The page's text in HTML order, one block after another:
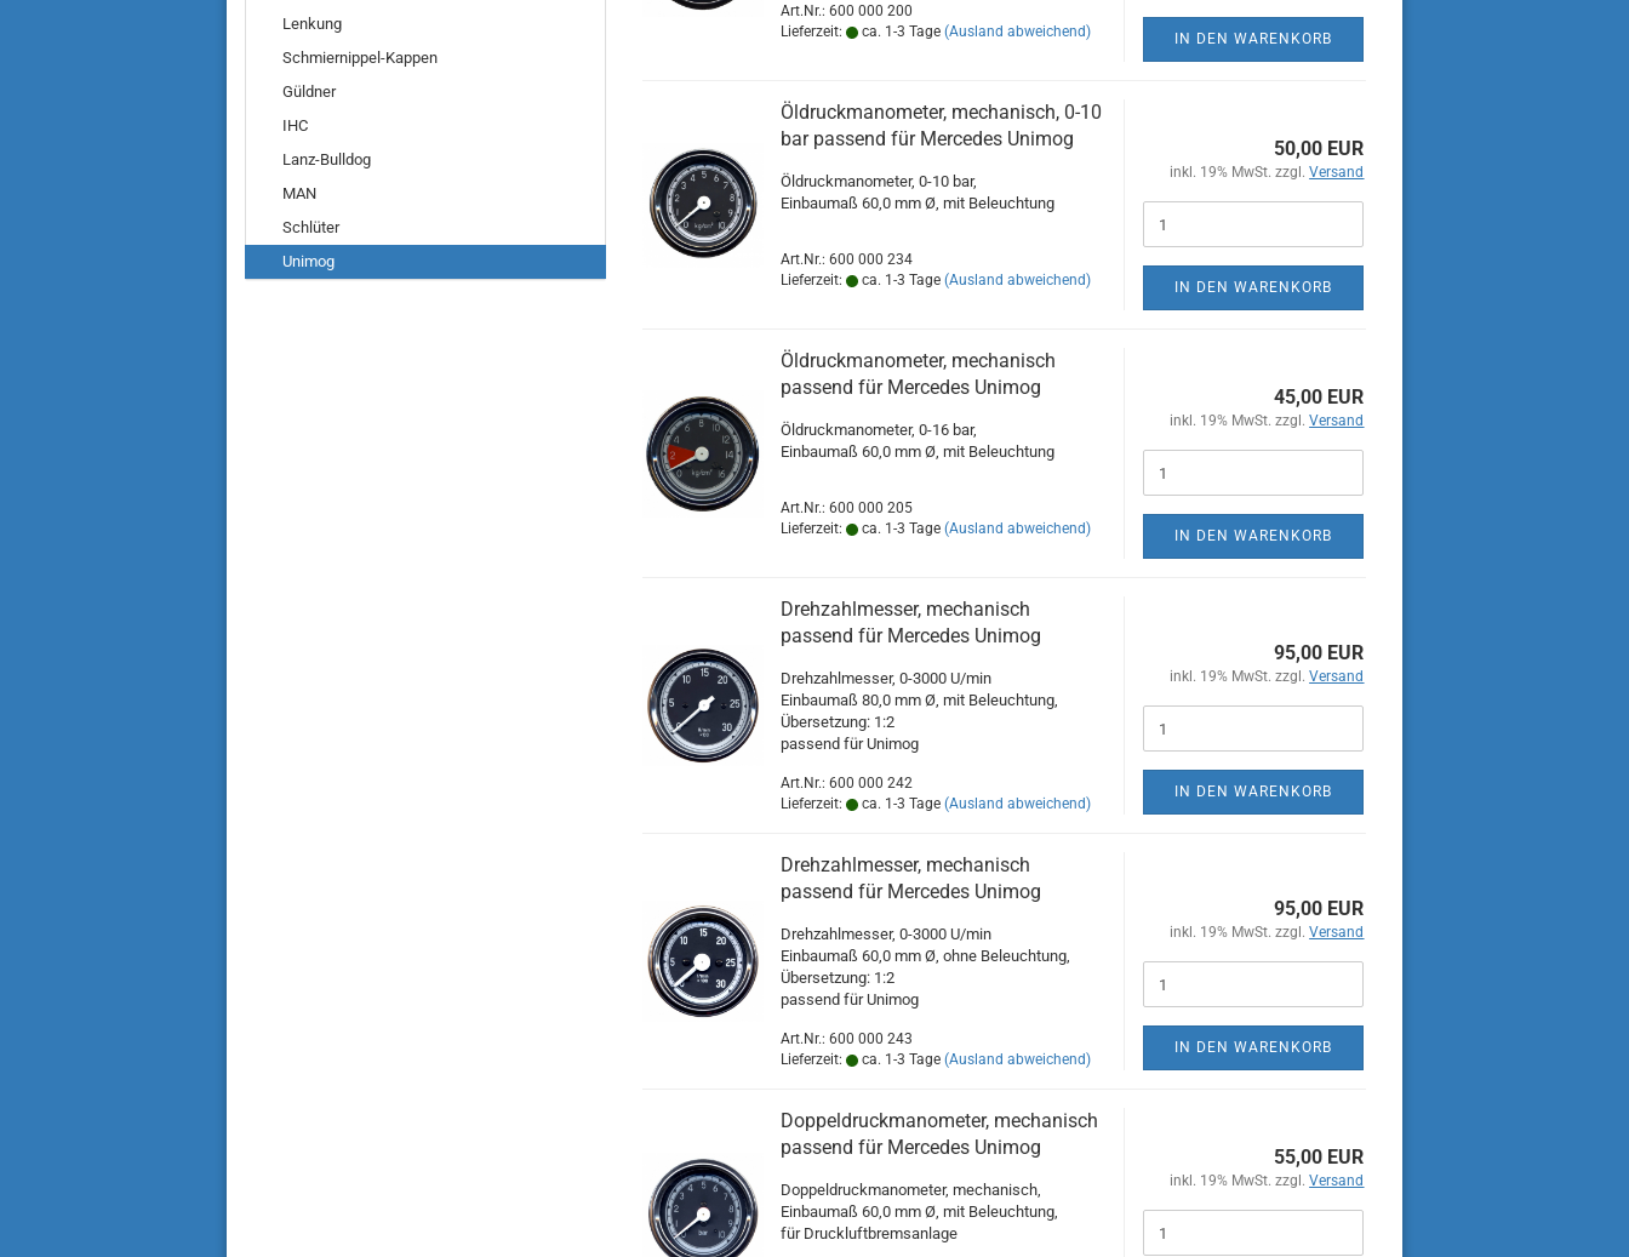
Art.Nr.: 600 000 200
Lieferzeit:
ca. 1-3 Tage (Ausland abweichend) IN DEN WARENKORB
Öldruckmanometer, mechanisch, 0-10
bar passend für Mercedes Unimog
Öldruckmanometer, 0-10 bar,
Einbaumaß 60,0 mm Ø, mit Beleuchtung
Art.Nr.: 600 000 234
Lieferzeit:
ca. 1-3 Tage (Ausland abweichend)
50,00 EUR
inkl. 19% MwSt. zzgl.Versand
IN DEN WARENKORB
Öldruckmanometer, mechanisch
passend für Mercedes Unimog
Öldruckmanometer, 0-16 bar,
Einbaumaß 60,0 mm Ø, mit Beleuchtung
Art.Nr.: 600 000 205
Lieferzeit:
ca. 1-3 Tage (Ausland abweichend)
45,00 EUR
inkl. 19% MwSt. zzgl.Versand
IN DEN WARENKORB
Drehzahlmesser, mechanisch
passend für Mercedes Unimog
Drehzahlmesser, 0-3000 U/min
Einbaumaß 80,0 mm Ø, mit Beleuchtung,
Übersetzung: 1:2
passend für Unimog
Art.Nr.: 600 000 242
Lieferzeit:
ca. 1-3 Tage (Ausland abweichend)
95,00 EUR
inkl. 19% MwSt. zzgl.Versand
IN DEN WARENKORB
Drehzahlmesser, mechanisch
passend für Mercedes Unimog
Drehzahlmesser, 0-3000 U/min
Einbaumaß 60,0 mm Ø, ohne Beleuchtung,
Übersetzung: 1:2
passend für Unimog
Art.Nr.: 600 000 243
Lieferzeit:
ca. 1-3 Tage (Ausland abweichend)
95,00 EUR
inkl. 19% MwSt. zzgl.Versand
IN DEN WARENKORB
Doppeldruckmanometer, mechanisch
passend für Mercedes Unimog
Doppeldruckmanometer, mechanisch,
Einbaumaß 60,0 mm Ø, mit Beleuchtung,
für Druckluftbremsanlage
55,00 EUR
inkl. 19% MwSt. zzgl.Versand
Lenkung
Schmiernippel-Kappen
Güldner
IHC
Lanz-Bulldog
MAN
Schlüter
Unimog